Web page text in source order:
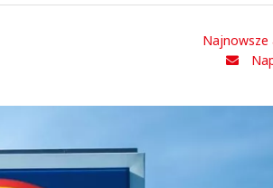
Najnowsze